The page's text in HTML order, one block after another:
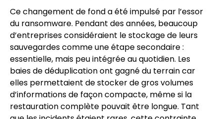
Ce changement de fond a été impulsé par l’essor
du ransomware. Pendant des années, beaucoup
d’entreprises considéraient le stockage de leurs
sauvegardes comme une étape secondaire :
essentielle, mais peu intégrée au quotidien. Les
baies de déduplication ont gagné du terrain car
elles permettaient de stocker de gros volumes
d’informations de façon compacte, même si la
restauration complète pouvait être longue. Tant